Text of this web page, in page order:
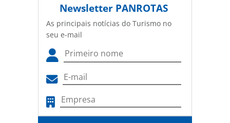
Newsletter PANROTAS
As principais notícias do Turismo no
seu e-mail